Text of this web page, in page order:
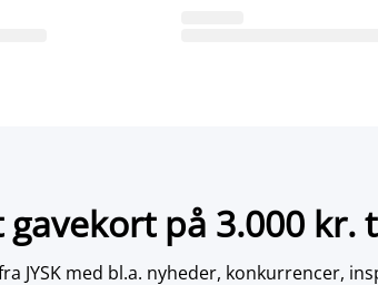
på 3.000 kr.
JYSK med bl.a. nyheder, konkurrencer,